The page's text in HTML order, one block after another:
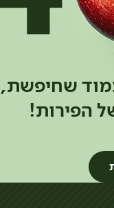
שחיפשת,
הפירות!